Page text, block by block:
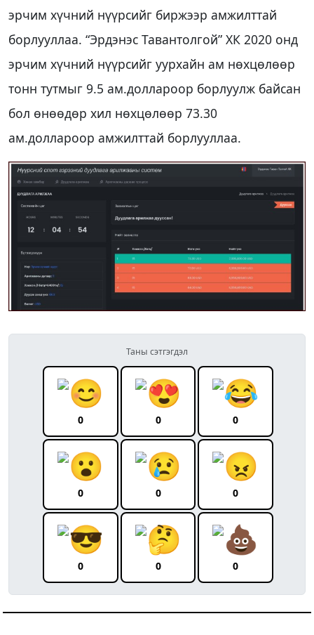
эрчим хүчний нүүрсийг биржээр амжилттай
борлууллаа. “Эрдэнэс Тавантолгой” ХК 2020 онд
эрчим хүчний нүүрсийг уурхайн ам нөхцөлөөр
тонн тутмыг 9.5 ам.доллароор борлуулж байсан
бол өнөөдөр хил нөхцөлөөр 73.30
ам.доллароор амжилттай борлууллаа.
Таны сэтгэгдэл
0 0 0
0 0 0
0 0 0